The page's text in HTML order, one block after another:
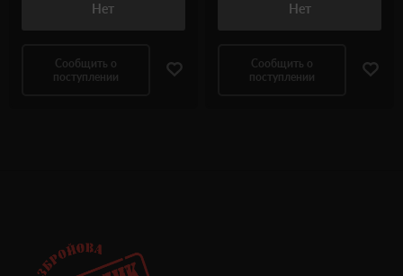
Нет
Сообщить о
поступлении
Нет
Сообщить о
поступлении